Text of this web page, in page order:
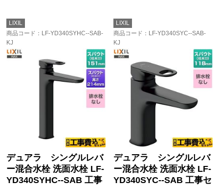
LIXIL
商品コード ：LF-YD340SYHC--SAB-
KJ
デュアラ シングルレバ
ー混合水栓 洗面水栓 LF-
YD340SYHC--SAB 工事
LIXIL
商品コード ：LF-YD340SYC--SAB-
KJ
デュアラ シングルレバ
ー混合水栓 洗面水栓 LF-
YD340SYC--SAB 工事セ